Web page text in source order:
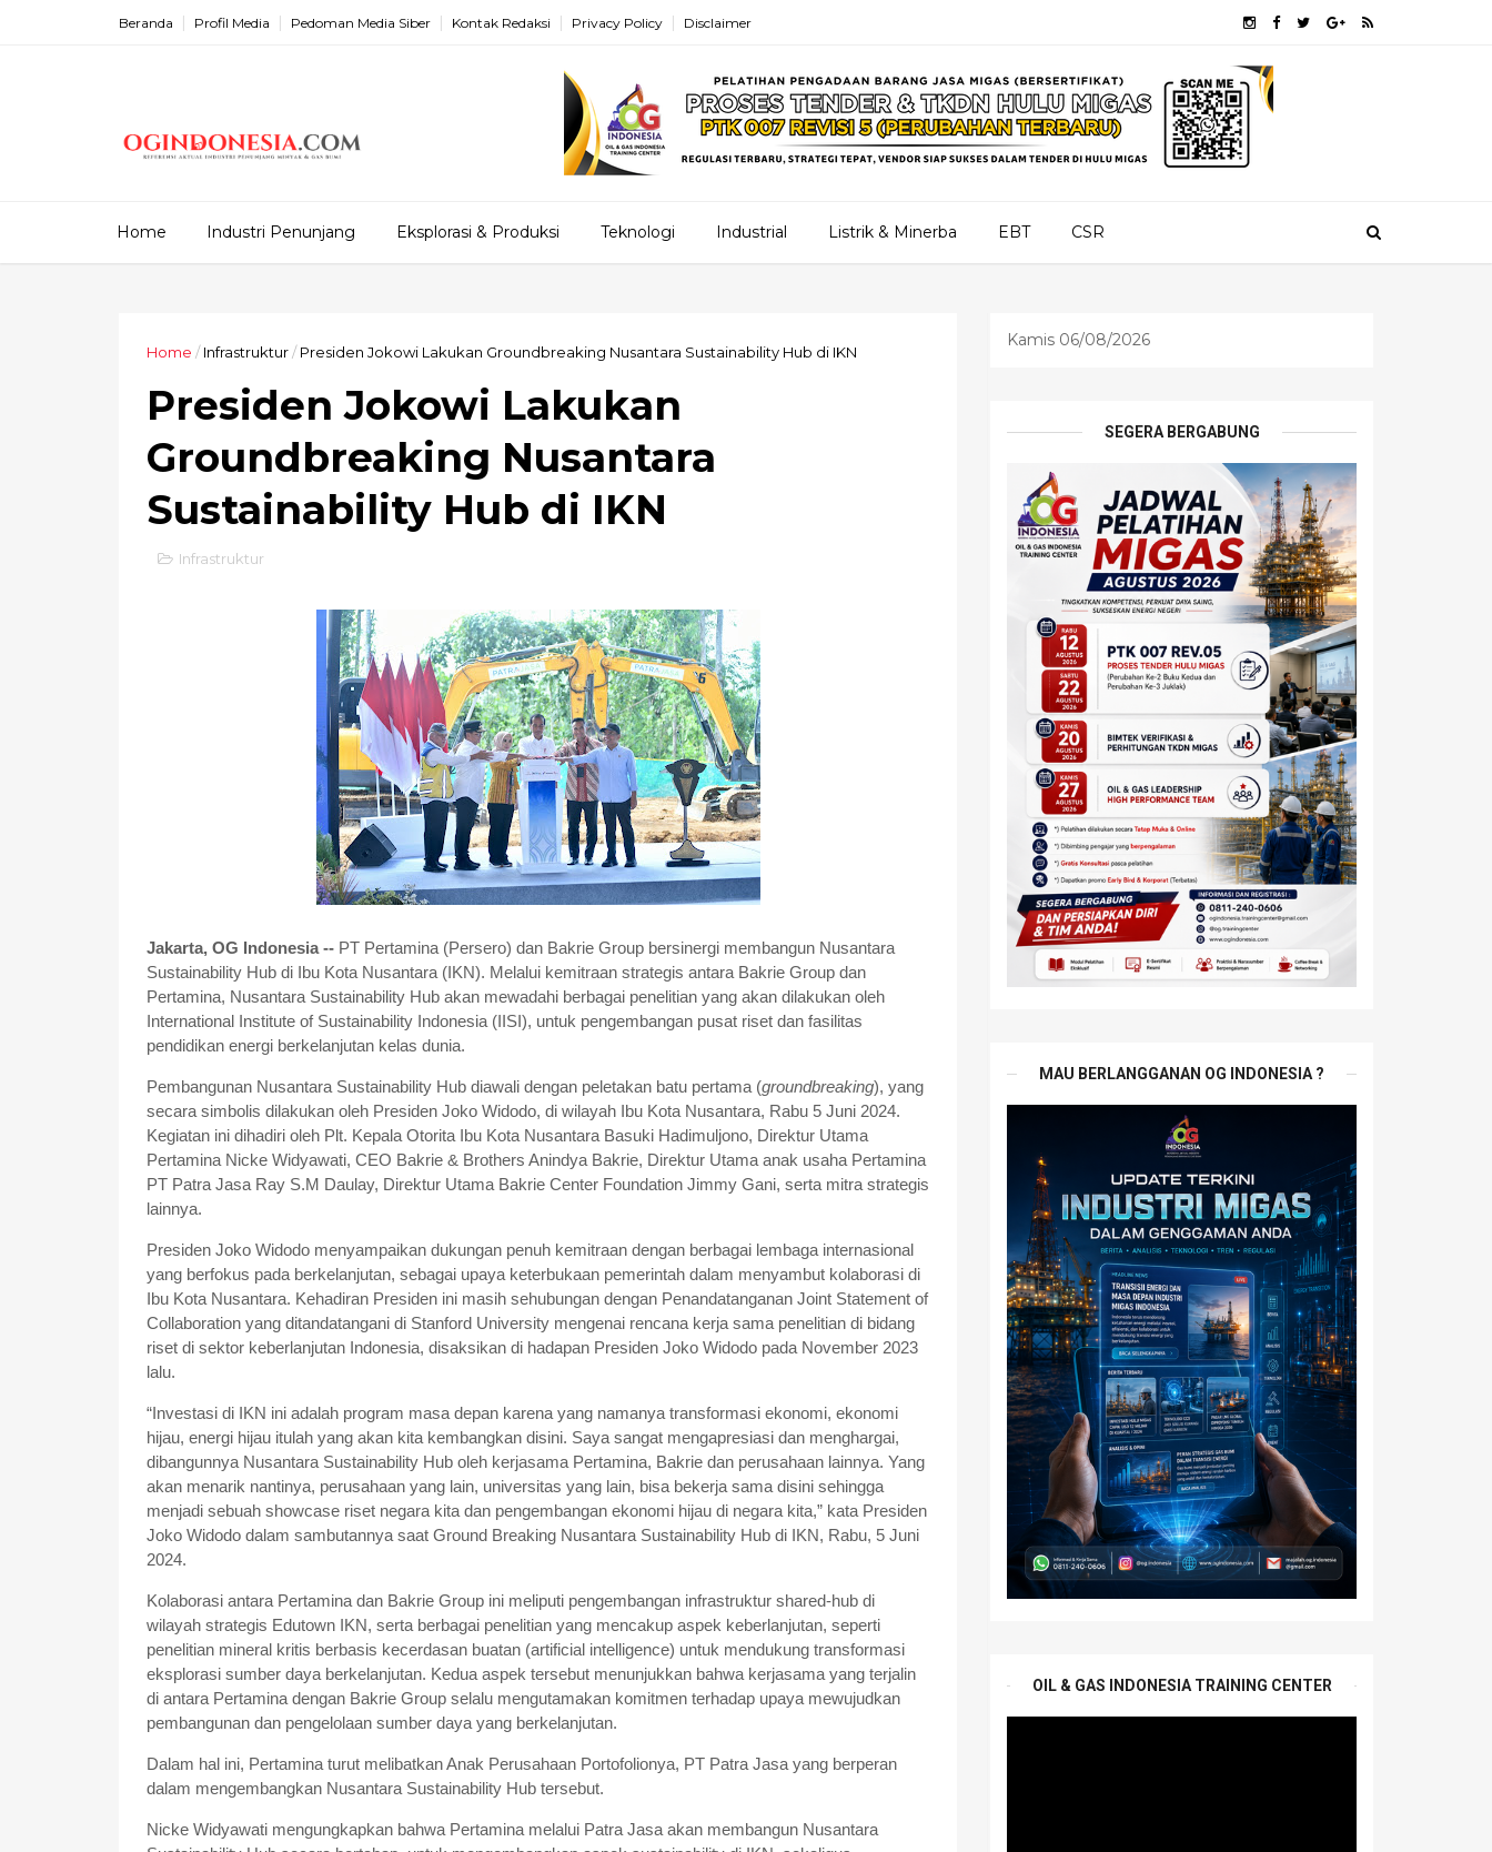
Beranda Profil Media Pedoman Media Siber Kontak Redaksi Privacy Policy Disclaimer
Home Industri Penunjang Eksplorasi & Produksi Teknologi Industrial Listrik & Minerba EBT CSR
Home / Infrastruktur/ Presiden Jokowi Lakukan Groundbreaking Nusantara Sustainability Hub di IKN
Presiden Jokowi Lakukan
Groundbreaking Nusantara
Sustainability Hub di IKN
Infrastruktur
Jakarta, OG Indonesia -- PT Pertamina (Persero) dan Bakrie Group bersinergi membangun Nusantara
Sustainability Hub di Ibu Kota Nusantara (IKN). Melalui kemitraan strategis antara Bakrie Group dan
Pertamina, Nusantara Sustainability Hub akan mewadahi berbagai penelitian yang akan dilakukan oleh
International Institute of Sustainability Indonesia (IISI), untuk pengembangan pusat riset dan fasilitas
pendidikan energi berkelanjutan kelas dunia.
Pembangunan Nusantara Sustainability Hub diawali dengan peletakan batu pertama (groundbreaking), yang
secara simbolis dilakukan oleh Presiden Joko Widodo, di wilayah Ibu Kota Nusantara, Rabu 5 Juni 2024.
Kegiatan ini dihadiri oleh Plt. Kepala Otorita Ibu Kota Nusantara Basuki Hadimuljono, Direktur Utama
Pertamina Nicke Widyawati, CEO Bakrie & Brothers Anindya Bakrie, Direktur Utama anak usaha Pertamina
PT Patra Jasa Ray S.M Daulay, Direktur Utama Bakrie Center Foundation Jimmy Gani, serta mitra strategis
lainnya.
Presiden Joko Widodo menyampaikan dukungan penuh kemitraan dengan berbagai lembaga internasional
yang berfokus pada berkelanjutan, sebagai upaya keterbukaan pemerintah dalam menyambut kolaborasi di
Ibu Kota Nusantara. Kehadiran Presiden ini masih sehubungan dengan Penandatanganan Joint Statement of
Collaboration yang ditandatangani di Stanford University mengenai rencana kerja sama penelitian di bidang
riset di sektor keberlanjutan Indonesia, disaksikan di hadapan Presiden Joko Widodo pada November 2023
lalu.
“Investasi di IKN ini adalah program masa depan karena yang namanya transformasi ekonomi, ekonomi
hijau, energi hijau itulah yang akan kita kembangkan disini. Saya sangat mengapresiasi dan menghargai,
dibangunnya Nusantara Sustainability Hub oleh kerjasama Pertamina, Bakrie dan perusahaan lainnya. Yang
akan menarik nantinya, perusahaan yang lain, universitas yang lain, bisa bekerja sama disini sehingga
menjadi sebuah showcase riset negara kita dan pengembangan ekonomi hijau di negara kita,” kata Presiden
Joko Widodo dalam sambutannya saat Ground Breaking Nusantara Sustainability Hub di IKN, Rabu, 5 Juni
2024.
Kolaborasi antara Pertamina dan Bakrie Group ini meliputi pengembangan infrastruktur shared-hub di
wilayah strategis Edutown IKN, serta berbagai penelitian yang mencakup aspek keberlanjutan, seperti
penelitian mineral kritis berbasis kecerdasan buatan (artificial intelligence) untuk mendukung transformasi
eksplorasi sumber daya berkelanjutan. Kedua aspek tersebut menunjukkan bahwa kerjasama yang terjalin
di antara Pertamina dengan Bakrie Group selalu mengutamakan komitmen terhadap upaya mewujudkan
pembangunan dan pengelolaan sumber daya yang berkelanjutan.
Dalam hal ini, Pertamina turut melibatkan Anak Perusahaan Portofolionya, PT Patra Jasa yang berperan
dalam mengembangkan Nusantara Sustainability Hub tersebut.
Nicke Widyawati mengungkapkan bahwa Pertamina melalui Patra Jasa akan membangun Nusantara
Kamis 06/08/2026
SEGERA BERGABUNG
MAU BERLANGGANAN OG INDONESIA ?
OIL & GAS INDONESIA TRAINING CENTER